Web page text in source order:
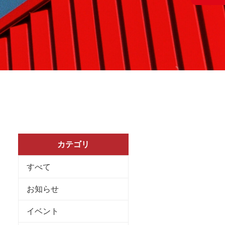
カテゴリ
すべて
お知らせ
イベント